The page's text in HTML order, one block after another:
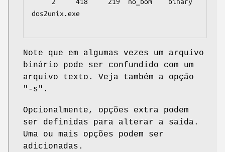
dos2unix.exe
Note que em algumas vezes um arquivo
binário pode ser confundido com um
arquivo texto. Veja também a opção
"-s" .
Opcionalmente, opções extra podem
ser definidas para alterar a saída.
Uma ou mais opções podem ser
adicionadas.